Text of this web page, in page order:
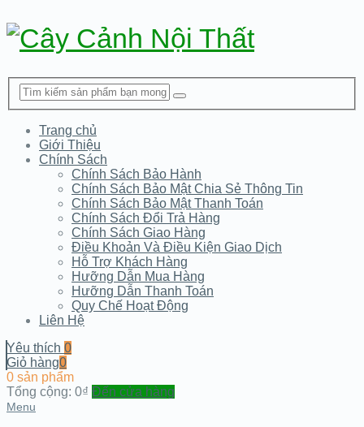
Trang chủ
Giới Thiệu
Chính Sách
Chính Sách Bảo Hành
Chính Sách Bảo Mật Chia Sẻ Thông Tin
Chính Sách Bảo Mật Thanh Toán
Chính Sách Đổi Trả Hàng
Chính Sách Giao Hàng
Điều Khoản Và Điều Kiện Giao Dịch
Hỗ Trợ Khách Hàng
Hưỡng Dẫn Mua Hàng
Hưỡng Dẫn Thanh Toán
Quy Chế Hoạt Động
Liên Hệ
Yêu thích 0
Giỏ hàng0
0 sản phẩm
Tổng cộng: 0₫ Đến cửa hàng
Menu